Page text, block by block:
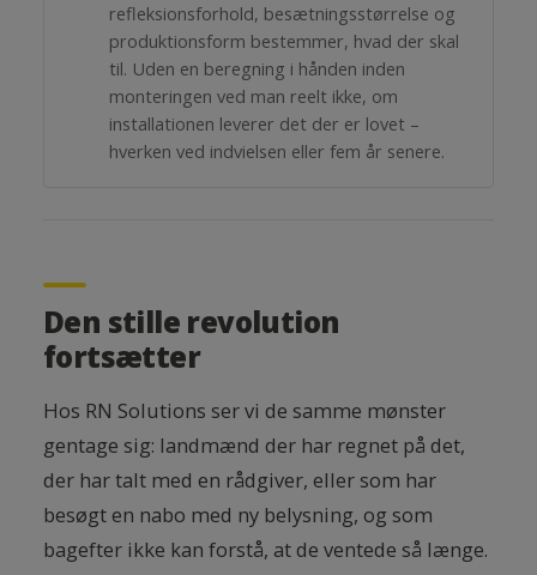
refleksionsforhold, besætningsstørrelse og
produktionsform bestemmer, hvad der skal
til. Uden en beregning i hånden inden
monteringen ved man reelt ikke, om
installationen leverer det der er lovet –
hverken ved indvielsen eller fem år senere.
Den stille revolution
fortsætter
Hos RN Solutions ser vi de samme mønster
gentage sig: landmænd der har regnet på det,
der har talt med en rådgiver, eller som har
besøgt en nabo med ny belysning, og som
bagefter ikke kan forstå, at de ventede så længe.